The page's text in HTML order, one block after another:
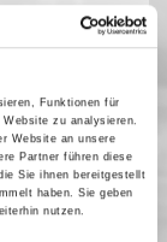
Funktionen für
zu analysieren.
Website an unsere
Partner führen diese
Sie ihnen bereitgestellt
haben. Sie geben
nutzen.
nicht.
von
Film von